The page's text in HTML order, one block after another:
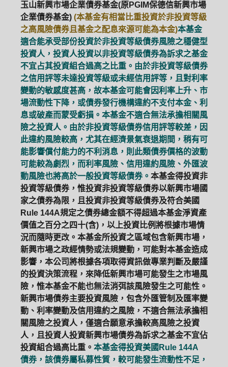
玉山新興市場企業債券基金(原PGIM保德信新興市場
企業債券基金) (本基金有相當比重投資於非投資等級
之高風險債券且基金之配息來源可能為本金)本基金
適合能承受部份投資於非投資等級債券風險之穩健型
投資人，投資人投資以非投資等級債券為訴求之基金
不宜占其投資組合過高之比重。由於非投資等級債券
之信用評等未達投資等級或未經信用評等，且對利率
變動的敏感度甚高，故本基金可能會因利率上升、市
場流動性下降，或債券發行機構違約不支付本金、利
息或破產而蒙受虧損。本基金不適合無法承擔相關風
險之投資人。由於非投資等級債券信用評等較差，因
此違約風險較高，尤其在經濟景氣衰退期間，稍有可
能影響償付能力的不利消息，則此類債券價格的波動
可能較為劇烈，而利率風險、信用違約風險、外匯波
動風險也將高於一般投資等級債券。 本基金得投資非
投資等級債券，惟投資非投資等級債券以新興市場國
家之債券為限，且投資非投資等級債券及符合美國
Rule 144A規定之債券總金額不得超過本基金淨資產
價值之百分之四十(含)，以上投資比例將根據市場情
況而隨時更改。本基金所投資之區域包含新興市場，
新興市場之政經情勢或法規變動，可能對本基金造成
影響，本公司將根據各項取得資訊做專業判斷及嚴謹
的投資決策流程，來降低新興市場可能發生之市場風
險，惟本基金不能也無法消弭該風險發生之可能性。
新興市場債券主要投資風險，包含外匯管制及匯率變
動、利率變動及信用違約之風險，不適合無法承擔相
關風險之投資人，僅適合願意承擔較高風險之投資
人，且投資人投資新興市場債券為訴求之基金不宜佔
投資組合過高比重。 本基金得投資美國Rule 144A
債券，該債券屬私募性質，較可能發生流動性不足，